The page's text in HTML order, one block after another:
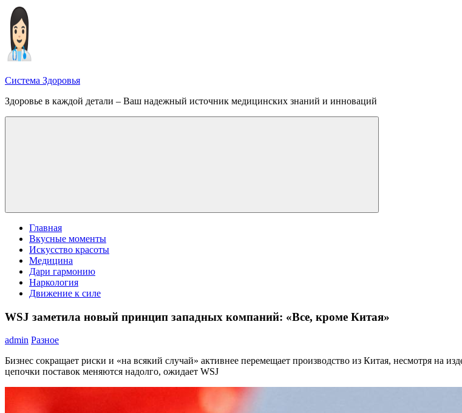
Перейти
содержимому
Система Здоровья
Здоровье в каждой детали – Ваш надежный источник медицинских знаний и инноваций
Меню
Главная
Вкусные моменты
Искусство красоты
Медицина
Дари гармонию
Наркология
Движение к силе
WSJ заметила новый принцип западных компаний: «Все, кроме Китая»
admin Разное
Бизнес сокращает риски и «на всякий случай» активнее перемещает производство из Китая, несмотря на
цепочки поставок меняются надолго, ожидает WSJ